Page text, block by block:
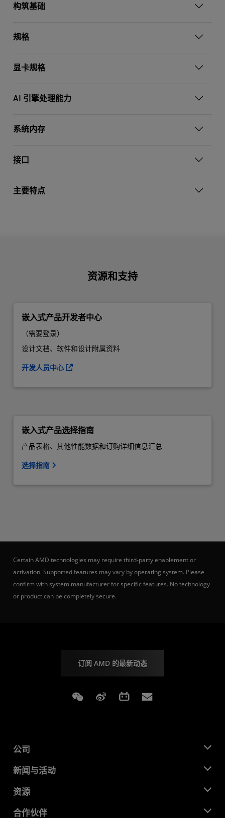
构筑基础
规格
显卡规格
AI 引擎处理能力
系统内存
接口
主要特点
资源和支持
嵌入式产品开发者中心
（需要登录）
设计文档、软件和设计附属资料
开发人员中心
嵌入式产品选择指南
产品表格、其他性能数据和订购详细信息汇总
选择指南
Certain AMD technologies may require third-party enablement or
activation. Supported features may vary by operating system. Please
confirm with system manufacturer for specific features. No technology
or product can be completely secure.
订阅 AMD 的最新动态
Weixin Weibo Bilibili
公司
关于 AMD
企业责任
就业机会
新闻与活动
新闻中心
媒体库
资源
开发中心
合作伙伴